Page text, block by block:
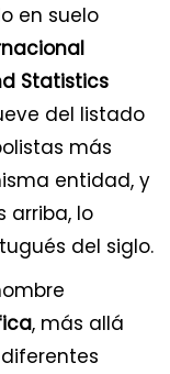
en suelo
Statistics
del listado
más
entidad, y
arriba, lo
del siglo.
, más allá